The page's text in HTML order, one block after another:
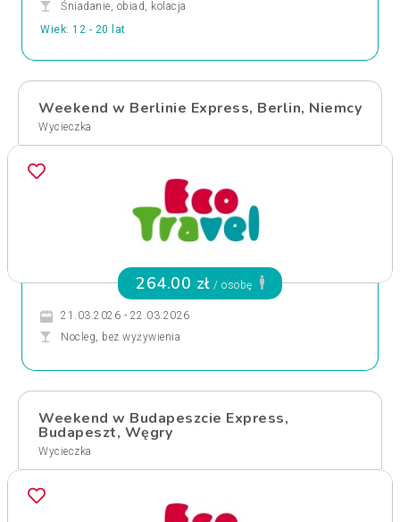
Śniadanie, obiad, kolacja
Wiek: 12 - 20 lat
Weekend w Berlinie Express, Berlin, Niemcy
Wycieczka
264.00 zł / osobę
21.03.2026 - 22.03.2026
Nocleg, bez wyżywienia
Weekend w Budapeszcie Express,
Budapeszt, Węgry
Wycieczka